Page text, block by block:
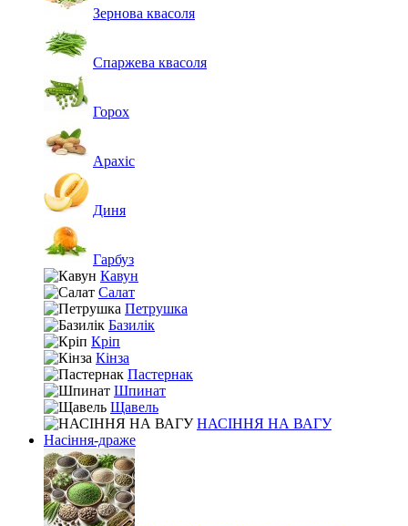
Зернова квасоля
Спаржева квасоля
Горох
Арахіс
Диня
Гарбуз
Кавун
Салат
Петрушка
Базилік
Кріп
Кінза
Пастернак
Шпинат
Щавель
НАСІННЯ НА ВАГУ
Насіння-драже